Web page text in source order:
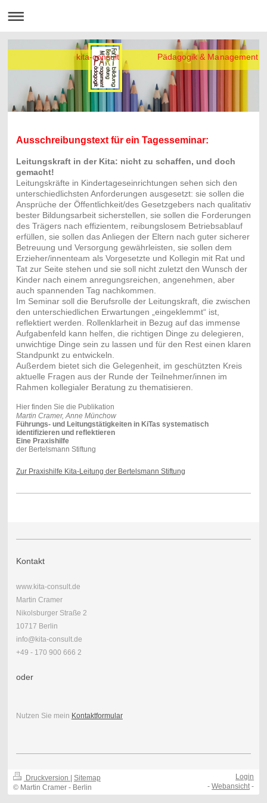
kita-consult Pädagogik & Management
Ausschreibungstext für ein Tagesseminar:
Leitungskraft in der Kita: nicht zu schaffen, und doch
gemacht!
Leitungskräfte in Kindertageseinrichtungen sehen sich den
unterschiedlichsten Anforderungen ausgesetzt: sie sollen die
Ansprüche der Öffentlichkeit/des Gesetzgebers nach qualitativ
bester Bildungsarbeit sicherstellen, sie sollen die Forderungen
des Trägers nach effizientem, reibungslosem Betriebsablauf
erfüllen, sie sollen das Anliegen der Eltern nach guter sicherer
Betreuung und Versorgung gewährleisten, sie sollen dem
Erzieher/innenteam als Vorgesetzte und Kollegin mit Rat und
Tat zur Seite stehen und sie soll nicht zuletzt den Wunsch der
Kinder nach einem anregungsreichen, angenehmen, aber
auch spannenden Tag nachkommen.
Im Seminar soll die Berufsrolle der Leitungskraft, die zwischen
den unterschiedlichen Erwartungen „eingeklemmt“ ist,
reflektiert werden. Rollenklarheit in Bezug auf das immense
Aufgabenfeld kann helfen, die richtigen Dinge zu delegieren,
unwichtige Dinge sein zu lassen und für den Rest einen klaren
Standpunkt zu entwickeln.
Außerdem bietet sich die Gelegenheit, im geschützten Kreis
aktuelle Fragen aus der Runde der Teilnehmer/innen im
Rahmen kollegialer Beratung zu thematisieren.
Hier finden Sie die Publikation
Martin Cramer, Anne Münchow
Führungs- und Leitungstätigkeiten in KiTas systematisch
identifizieren und reflektieren
Eine Praxishilfe
der Bertelsmann Stiftung
Zur Praxishilfe Kita-Leitung der Bertelsmann Stiftung
Kontakt
www.kita-consult.de
Martin Cramer
Nikolsburger Straße 2
10717 Berlin
info@kita-consult.de
+49 - 170 900 666 2
oder
Nutzen Sie mein Kontaktformular
Druckversion
Sitemap
© Martin Cramer - Berlin
Login
-Webansicht-